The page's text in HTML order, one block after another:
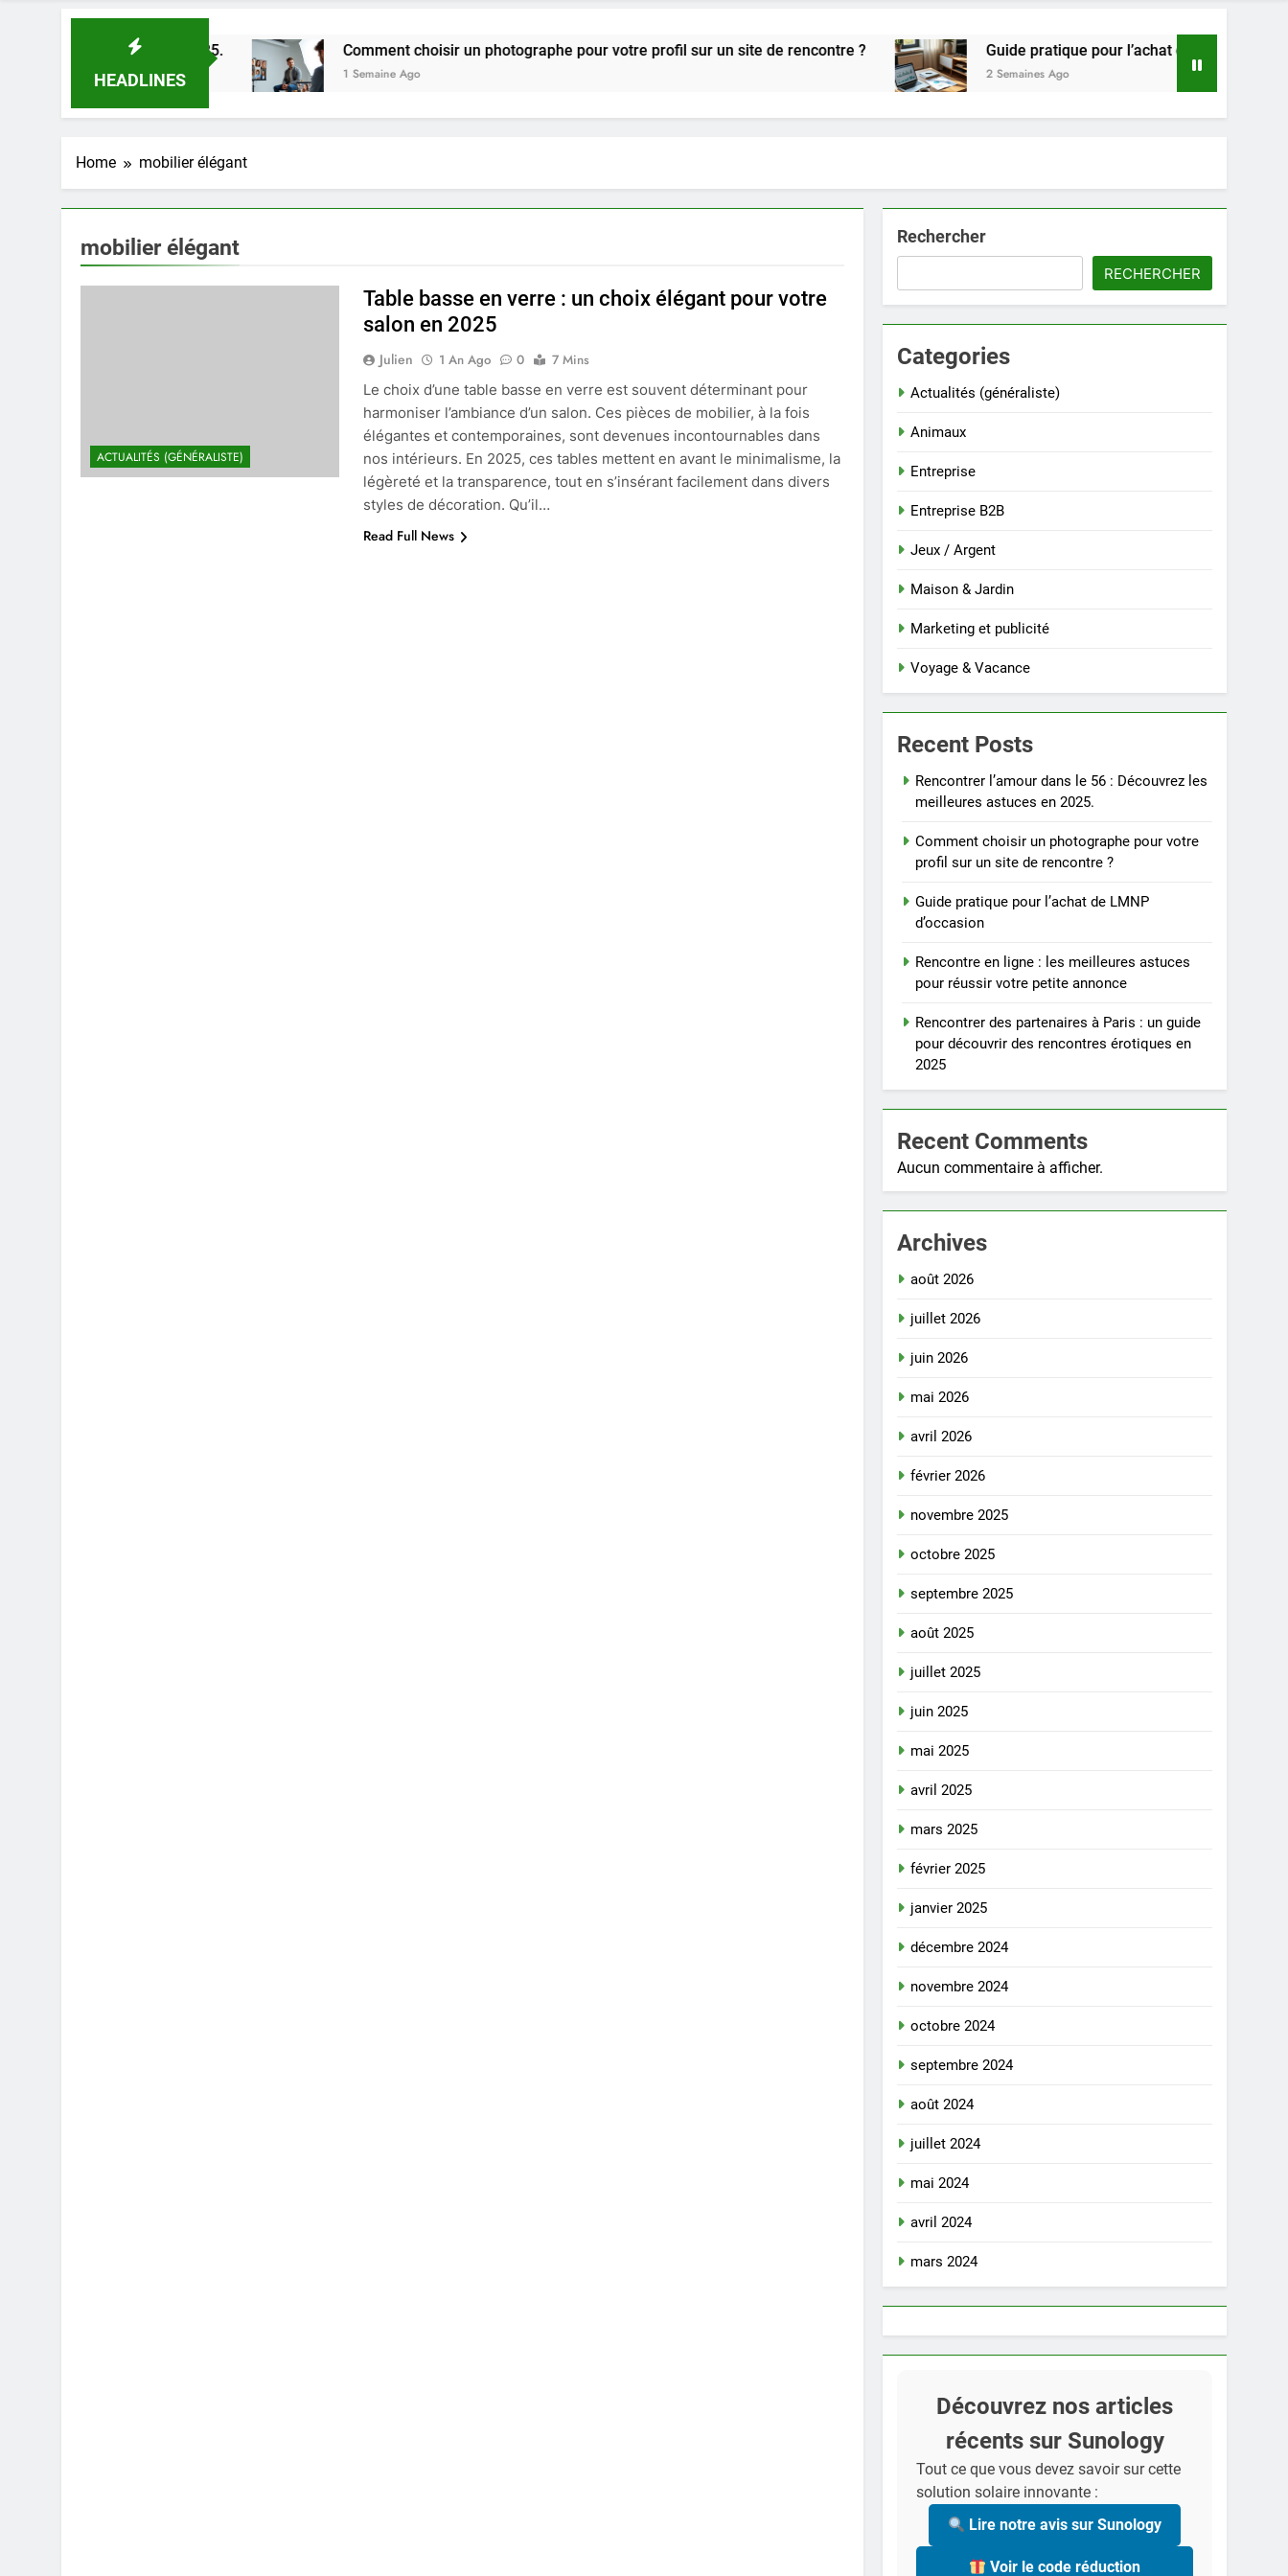
HEADLINES
astuces en 2025. Comment choisir un photographe pour votre profil sur un site de rencontre ?
1 Semaine Ago
Guide pratique pour l’achat de LMNP d’occasion
2 Semaines Ago
Home mobilier élégant
mobilier élégant
ACTUALITÉS (GÉNÉRALISTE)
Table basse en verre : un choix élégant pour votre
salon en 2025
Julien 1 An Ago 0
7 Mins
Le choix d’une table basse en verre est souvent déterminant pour
harmoniser l’ambiance d’un salon. Ces pièces de mobilier, à la fois
élégantes et contemporaines, sont devenues incontournables dans
nos intérieurs. En 2025, ces tables mettent en avant le minimalisme, la
légèreté et la transparence, tout en s’insérant facilement dans divers
styles de décoration. Qu’il…
Read Full News
Rechercher
RECHERCHER
Categories
Actualités (généraliste)
Animaux
Entreprise
Entreprise B2B
Jeux / Argent
Maison & Jardin
Marketing et publicité
Voyage & Vacance
Recent Posts
Rencontrer l’amour dans le 56 : Découvrez les
meilleures astuces en 2025.
Comment choisir un photographe pour votre
profil sur un site de rencontre ?
Guide pratique pour l’achat de LMNP
d’occasion
Rencontre en ligne : les meilleures astuces
pour réussir votre petite annonce
Rencontrer des partenaires à Paris : un guide
pour découvrir des rencontres érotiques en
2025
Recent Comments
Aucun commentaire à afficher.
Archives
août 2026
juillet 2026
juin 2026
mai 2026
avril 2026
février 2026
novembre 2025
octobre 2025
septembre 2025
août 2025
juillet 2025
juin 2025
mai 2025
avril 2025
mars 2025
février 2025
janvier 2025
décembre 2024
novembre 2024
octobre 2024
septembre 2024
août 2024
juillet 2024
mai 2024
avril 2024
mars 2024
Découvrez nos articles
récents sur Sunology
Tout ce que vous devez savoir sur cette
solution solaire innovante :
Lire notre avis sur Sunology
Voir le code réduction